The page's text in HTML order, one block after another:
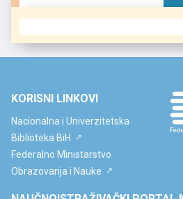
KORISNI LINKOVI
Nacionalna i Univerzitetska
Biblioteka BiH
Federalno Ministarstvo
Obrazovanja i Nauke